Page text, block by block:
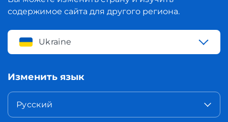
содержимое сайта для другого региона.
Ukraine
Изменить язык
Русский